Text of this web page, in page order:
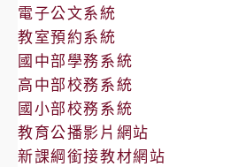
電子公文系統
教室預約系統
國中部學務系統
高中部校務系統
國小部校務系統
教育公播影片網站
新課綱銜接教材網站